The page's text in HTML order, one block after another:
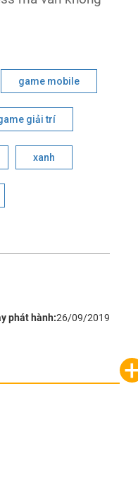
game mobile
giải trí
xanh
phát hành:26/09/2019